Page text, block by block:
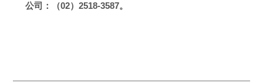
公司：（02）2518-3587。